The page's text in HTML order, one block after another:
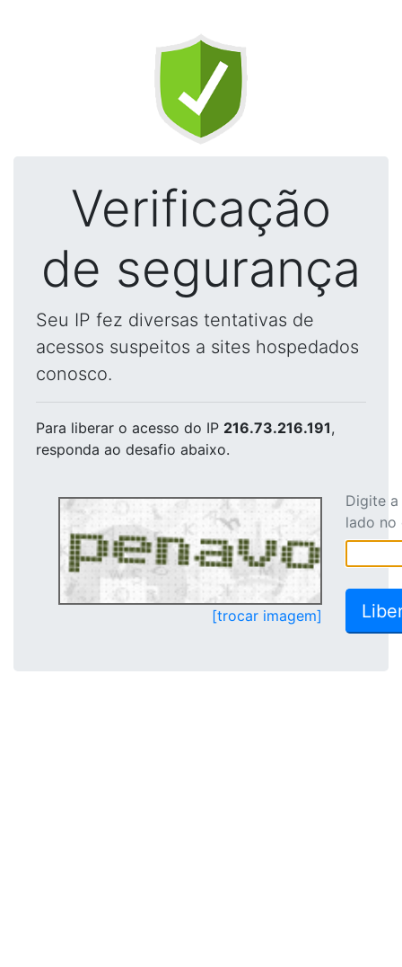
Verificação
de segurança
Seu IP fez diversas tentativas de
acessos suspeitos a sites hospedados
conosco.
Para liberar o acesso do IP 216.73.216.191,
responda ao desafio abaixo.
[trocar imagem]
Digite
lado no